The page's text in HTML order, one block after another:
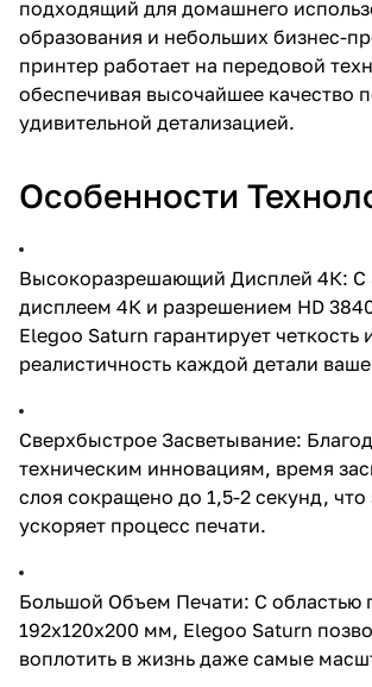
подходящий для домашнего
образования и небольших бизнес-
принтер работает на передовой
обеспечивая высочайшее качество
удивительной детализацией.
Особенности
Высокоразрешающий Дисплей 4К:
дисплеем 4К и разрешением HD
Elegoo Saturn гарантирует четкость
реалистичность каждой детали
Сверхбыстрое Засветывание:
техническим инновациям, время
слоя сокращено до 1,5-2 секунд, что
ускоряет процесс печати.
Большой Объем Печати: С областью
192х120х200 мм, Elegoo Saturn
воплотить в жизнь даже самые